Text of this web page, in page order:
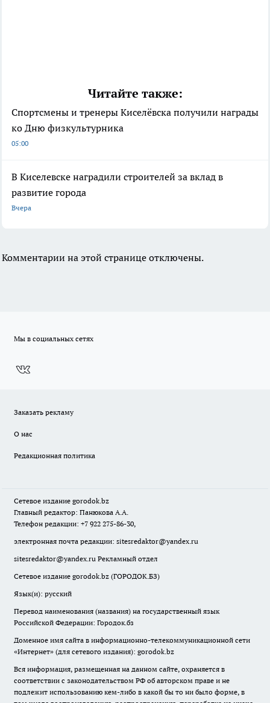
Читайте также:
Спортсмены и тренеры Киселёвска получили награды
ко Дню физкультурника
05:00
В Киселевске наградили строителей за вклад в
развитие города
Вчера
Комментарии на этой странице отключены.
Мы в социальных сетях
Заказать рекламу
О нас
Редакционная политика
Сетевое издание gorodok.bz
Главный редактор: Панюкова А.А.
Телефон редакции: +7 922 275-86-30,
электронная почта редакции: sitesredaktor@yandex.ru
sitesredaktor@yandex.ru Рекламный отдел
Сетевое издание gorodok.bz (ГОРОДОК.БЗ)
Язык(и): русский
Перевод наименования (названия) на государственный язык
Российской Федерации: Городок.бз
Доменное имя сайта в информационно-телекоммуникационной сети
«Интернет» (для сетевого издания): gorodok.bz
Вся информация, размещенная на данном сайте, охраняется в
соответствии с законодательством РФ об авторском праве и не
подлежит использованию кем-либо в какой бы то ни было форме, в